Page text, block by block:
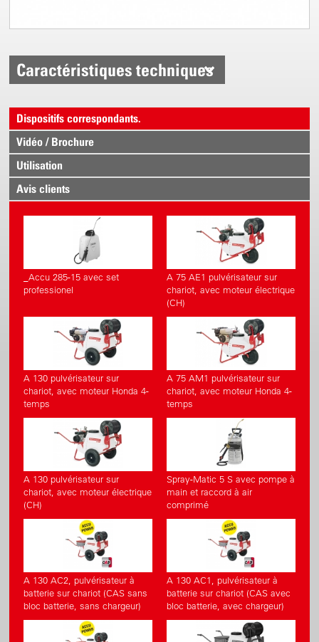
Caractéristiques techniques
Dispositifs correspondants.
Vidéo / Brochure
Utilisation
Avis clients
_Accu 285-15 avec set
professionel
A 75 AE1 pulvérisateur sur
chariot, avec moteur électrique
(CH)
A 130 pulvérisateur sur
chariot, avec moteur Honda 4-
temps
A 75 AM1 pulvérisateur sur
chariot, avec moteur Honda 4-
temps
A 130 pulvérisateur sur
chariot, avec moteur électrique
(CH)
Spray-Matic 5 S avec pompe à
main et raccord à air
comprimé
A 130 AC2, pulvérisateur à
batterie sur chariot (CAS sans
bloc batterie, sans chargeur)
A 130 AC1, pulvérisateur à
batterie sur chariot (CAS avec
bloc batterie, avec chargeur)